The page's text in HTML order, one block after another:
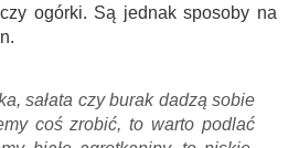
ogórki. Są jednak sposoby na
sałata czy burak dadzą sobie
coś zrobić, to warto podlać